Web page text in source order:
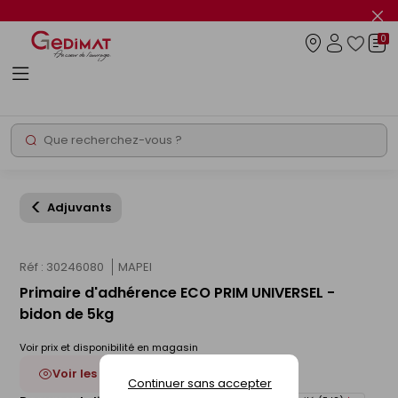
Continuer sans accepter
le
info
Rechercher
0
Adjuvants
Réf : 30246080 MAPEI
Primaire d'adhérence ECO PRIM UNIVERSEL -
bidon de 5kg
Voir prix et disponibilité en magasin
Voir les 3 déclinaisons